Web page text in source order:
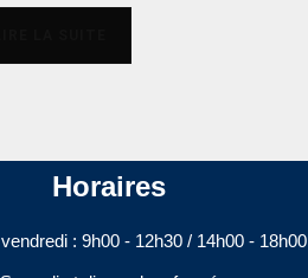
Horaires
: 9h00 - 12h30 / 14h00 - 18h00​